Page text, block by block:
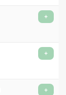
+
+
+